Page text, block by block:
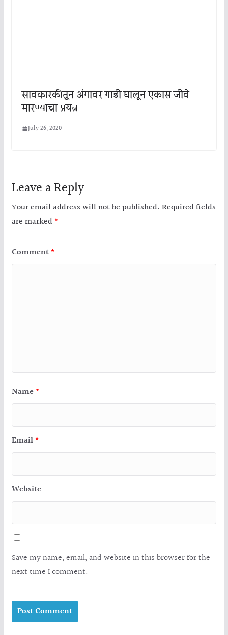
सावकारकीतून अंगावर गाडी घालून एकास जीवे
मारण्याचा प्रयत्न
July 26, 2020
Leave a Reply
Your email address will not be published. Required fields
are marked *
Comment *
Name *
Email *
Website
Save my name, email, and website in this browser for the
next time I comment.